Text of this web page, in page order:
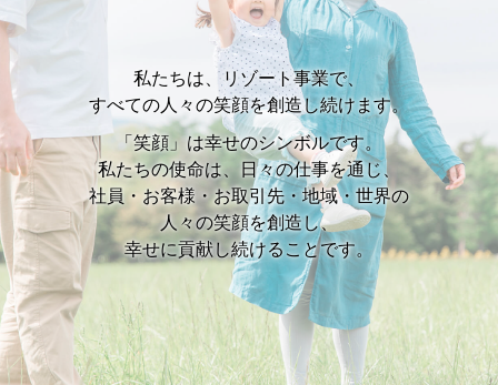
私たちは、リゾート事業で、
すべての人々の笑顔を創造し続けます。
「笑顔」は幸せのシンボルです。
私たちの使命は、日々の仕事を通じ、
社員・お客様 ・お取引先・地域・世界の
人々の笑顔を創造し、
幸せに貢献し続けることです。